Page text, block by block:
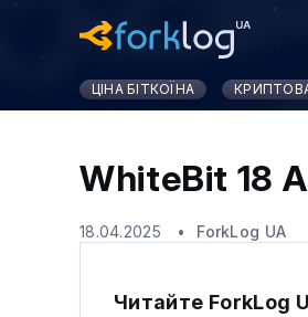
ЦІНА БІТКОЇНА
WhiteBit 18
18.04.2025 ForkLog UA
Читайте ForkLog